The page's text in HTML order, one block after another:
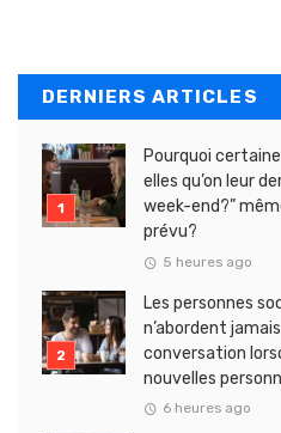
DERNIERS ARTICLES
Pourquoi
elles qu’on leur
week-end?”
prévu?
5 heures ago
Les personnes
n’abordent
conversation
nouvelles
6 heures ago